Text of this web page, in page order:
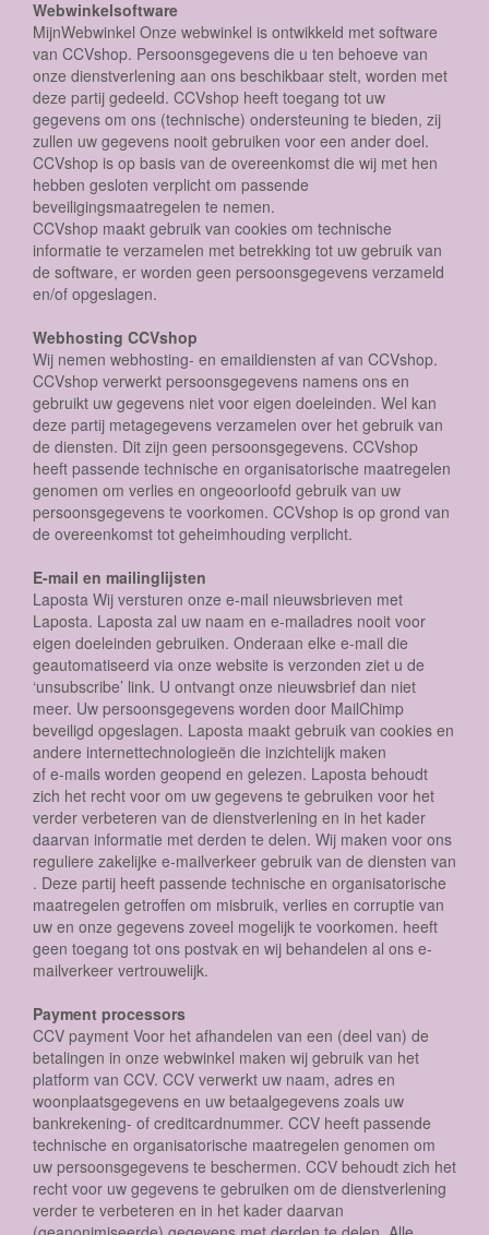
Webwinkelsoftware
MijnWebwinkel Onze webwinkel is ontwikkeld met software
van CCVshop. Persoonsgegevens die u ten behoeve van
onze dienstverlening aan ons beschikbaar stelt, worden met
deze partij gedeeld. CCVshop heeft toegang tot uw
gegevens om ons (technische) ondersteuning te bieden, zij
zullen uw gegevens nooit gebruiken voor een ander doel.
CCVshop is op basis van de overeenkomst die wij met hen
hebben gesloten verplicht om passende
beveiligingsmaatregelen te nemen.
CCVshop maakt gebruik van cookies om technische
informatie te verzamelen met betrekking tot uw gebruik van
de software, er worden geen persoonsgegevens verzameld
en/of opgeslagen.
Webhosting CCVshop
Wij nemen webhosting- en emaildiensten af van CCVshop.
CCVshop verwerkt persoonsgegevens namens ons en
gebruikt uw gegevens niet voor eigen doeleinden. Wel kan
deze partij metagegevens verzamelen over het gebruik van
de diensten. Dit zijn geen persoonsgegevens. CCVshop
heeft passende technische en organisatorische maatregelen
genomen om verlies en ongeoorloofd gebruik van uw
persoonsgegevens te voorkomen. CCVshop is op grond van
de overeenkomst tot geheimhouding verplicht.
E-mail en mailinglijsten
Laposta Wij versturen onze e-mail nieuwsbrieven met
Laposta. Laposta zal uw naam en e-mailadres nooit voor
eigen doeleinden gebruiken. Onderaan elke e-mail die
geautomatiseerd via onze website is verzonden ziet u de
‘unsubscribe’ link. U ontvangt onze nieuwsbrief dan niet
meer. Uw persoonsgegevens worden door MailChimp
beveiligd opgeslagen. Laposta maakt gebruik van cookies en
andere internettechnologieën die inzichtelijk maken
of e-mails worden geopend en gelezen. Laposta behoudt
zich het recht voor om uw gegevens te gebruiken voor het
verder verbeteren van de dienstverlening en in het kader
daarvan informatie met derden te delen. Wij maken voor ons
reguliere zakelijke e-mailverkeer gebruik van de diensten van
. Deze partij heeft passende technische en organisatorische
maatregelen getroffen om misbruik, verlies en corruptie van
uw en onze gegevens zoveel mogelijk te voorkomen. heeft
geen toegang tot ons postvak en wij behandelen al ons e-
mailverkeer vertrouwelijk.
Payment processors
CCV payment Voor het afhandelen van een (deel van) de
betalingen in onze webwinkel maken wij gebruik van het
platform van CCV. CCV verwerkt uw naam, adres en
woonplaatsgegevens en uw betaalgegevens zoals uw
bankrekening- of creditcardnummer. CCV heeft passende
technische en organisatorische maatregelen genomen om
uw persoonsgegevens te beschermen. CCV behoudt zich het
recht voor uw gegevens te gebruiken om de dienstverlening
verder te verbeteren en in het kader daarvan